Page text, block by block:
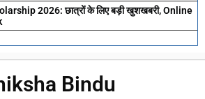
2026: छात्रों के लिए बड़ी खुशखबरी, Online
Bindu